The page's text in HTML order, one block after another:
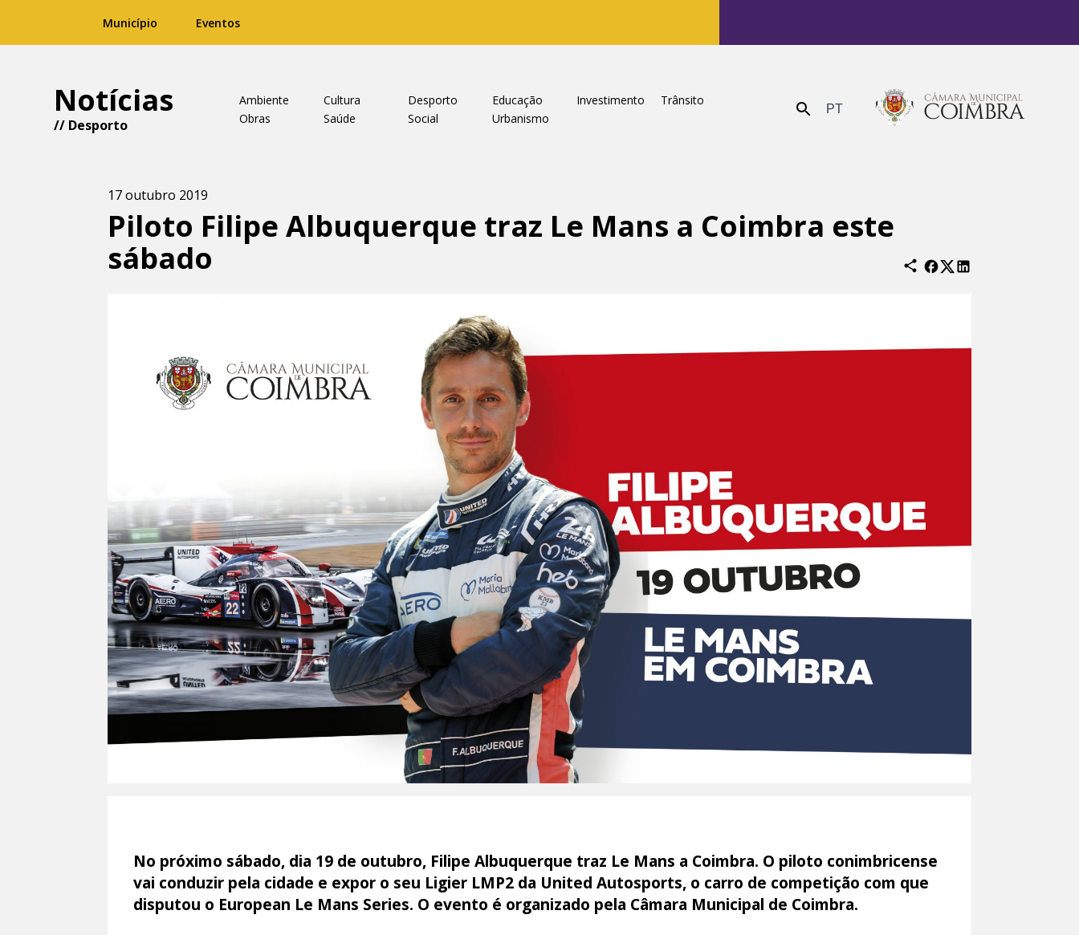
Município Eventos
Notícias
// Desporto
Ambiente Cultura Desporto Educação Investimento
Trânsito
Obras
Saúde Social Urbanismo Enviar PT
17 outubro 2019
Piloto Filipe Albuquerque traz Le Mans a Coimbra este
sábado
No próximo sábado, dia 19 de outubro, Filipe Albuquerque traz Le Mans a Coimbra. O piloto conimbricense
vai conduzir pela cidade e expor o seu Ligier LMP2 da United Autosports, o carro de competição com que
disputou o European Le Mans Series. O evento é organizado pela Câmara Municipal de Coimbra.